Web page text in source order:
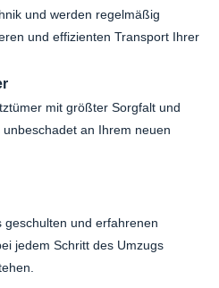
und werden regelmäßig
und effizienten Transport Ihrer
mit größter Sorgfalt und
an Ihrem neuen
geschulten und erfahrenen
jedem Schritt des Umzugs